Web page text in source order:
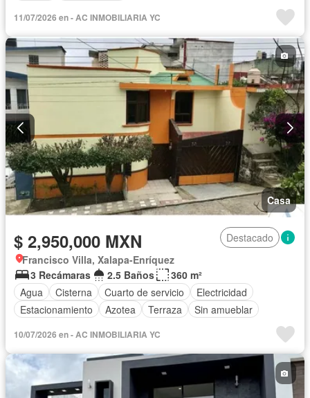
11/07/2026 en - AC INMOBILIARIA YC
Casa
$ 2,950,000 MXN
Destacado
Francisco Villa, Xalapa-Enríquez
3 Recámaras
2.5 Baños
360 m²
Agua
Cisterna Cuarto de servicio
Electricidad
Estacionamiento
Azotea Terraza Sin amueblar
10/07/2026 en - AC INMOBILIARIA YC